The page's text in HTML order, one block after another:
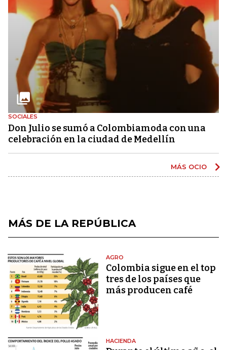
SOCIALES
Don Julio se sumó a Colombiamoda con una
celebración en la ciudad de Medellín
MÁS OCIO
MÁS DE LA REPÚBLICA
AGRO
Colombia sigue en el top
tres de los países que
más producen café
HACIENDA